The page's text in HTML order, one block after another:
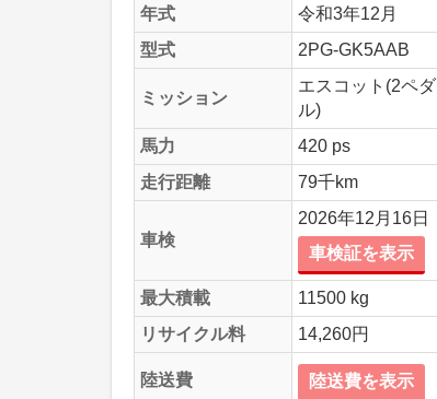
年式
令和3年12月
型式
2PG-GK5AAB
ミッション
エスコット(2ペダ
ル)
馬力
420 ps
走行距離
79千km
車検
2026年12月16日
車検証を表示
最大積載
11500 kg
リサイクル料
14,260円
陸送費 陸送費を表示